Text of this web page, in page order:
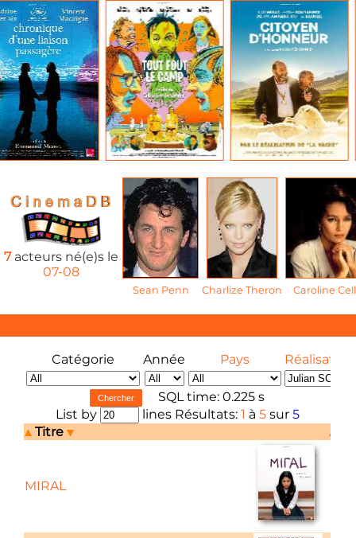
7acteurs né(e)s le
07-08
Sean Penn Charlize Theron Caroline
Catégorie Année Pays Réalisateur
SQL time: 0.225 s
List by
lines Résultats: 1 à 5sur 5
Titre
MIRAL